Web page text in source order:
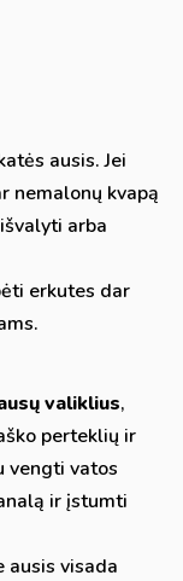
ausis. Jei
nemalonų kvapą
arba
erkutes dar
valiklius,
perteklių ir
vengti vatos
ir įstumti
ausis visada